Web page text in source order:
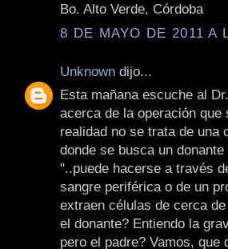
Bo. Alto Verde, Córdoba
8 DE MAYO DE 2011 A
Unknown dijo...
Esta mañana escuche al
acerca de la operación
realidad no se trata de una
donde se busca un
"..puede hacerse a través
sangre periférica o de un
extraen células de cerca
el donante? Entiendo la
pero el padre? Vamos, que